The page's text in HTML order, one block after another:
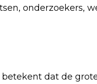
onderzoekers,
dat de